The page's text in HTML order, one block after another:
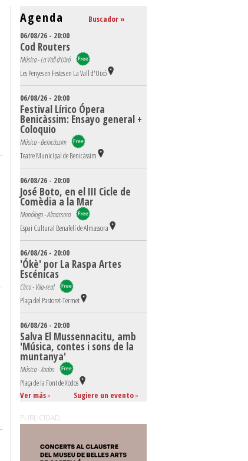
Agenda
Buscador »
06/08/26 - 20:00
Cod Routers
Música - La Vall d'Uixó
Les Penyes en Festes en La Vall d'Uixó
06/08/26 - 20:00
Festival Lírico Ópera
Benicàssim: Ensayo general +
Coloquio
Música - Benicàssim
Teatre Municipal de Benicàssim
06/08/26 - 20:00
José Boto, en el III Cicle de
Comèdia a la Mar
Monólogo - Almassora
Espai Cultural Benafelí de Almassora
06/08/26 - 20:00
'Ókè' por La Raspa Artes
Escénicas
Circo - Vila-real
Plaça del Pastoret-Termet
06/08/26 - 20:00
Salva El Mussennacitu, amb
'Música, contes i sons de la
muntanya'
Música - Xodos
Plaça de la Font de Xodos
Ver más» Sugiere un evento»
PUBLICIDAD